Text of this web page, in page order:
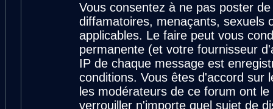
Vous consentez à ne pas poster
diffamatoires, menaçants, sexuels
applicables. Le faire peut vous
permanente (et votre fournisseur
IP de chaque message est
conditions. Vous êtes d'accord sur
les modérateurs de ce forum ont
verrouiller n'importe quel sujet de